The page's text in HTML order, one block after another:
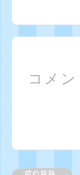
コメ